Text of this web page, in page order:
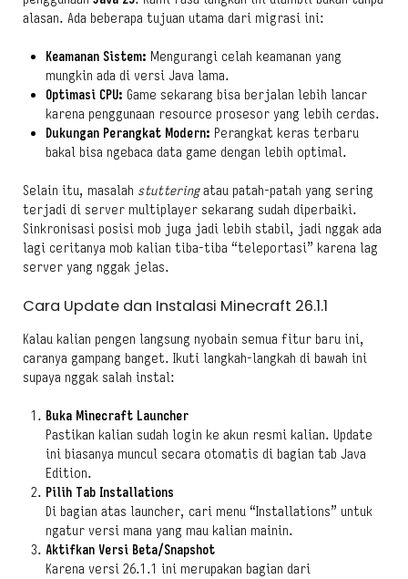
alasan. Ada beberapa tujuan utama dari migrasi ini:
Keamanan Sistem: Mengurangi celah keamanan yang
mungkin ada di versi Java lama.
Optimasi CPU: Game sekarang bisa berjalan lebih lancar
karena penggunaan resource prosesor yang lebih cerdas.
Dukungan Perangkat Modern: Perangkat keras terbaru
bakal bisa ngebaca data game dengan lebih optimal.
Selain itu, masalah stutteringatau patah-patah yang sering
terjadi di server multiplayer sekarang sudah diperbaiki.
Sinkronisasi posisi mob juga jadi lebih stabil, jadi nggak ada
lagi ceritanya mob kalian tiba-tiba “teleportasi” karena lag
server yang nggak jelas.
Cara Update dan Instalasi Minecraft 26.1.1
Kalau kalian pengen langsung nyobain semua fitur baru ini,
caranya gampang banget. Ikuti langkah-langkah di bawah ini
supaya nggak salah instal:
Buka Minecraft Launcher
Pastikan kalian sudah login ke akun resmi kalian. Update
ini biasanya muncul secara otomatis di bagian tab Java
Edition.
Pilih Tab Installations
Di bagian atas launcher, cari menu “Installations” untuk
ngatur versi mana yang mau kalian mainin.
Aktifkan Versi Beta/Snapshot
Karena versi 26.1.1 ini merupakan bagian dari